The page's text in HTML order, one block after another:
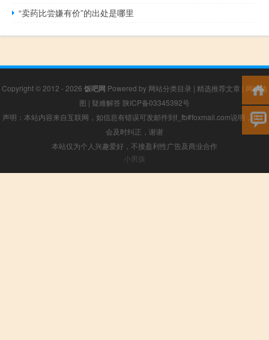
“卖药比尝嫌有价”的出处是哪里
Copyright © 2012 - 2026 饭吧网 Powered by 网站分类目录 | 精选推荐文章 | 网站地
图 | 疑难解答 陕ICP备03345392号
声明：本站内容来自互联网，如信息有错误可发邮件到f_fb#foxmail.com说明，我们
会及时纠正，谢谢
本站仅为个人兴趣爱好，不接盈利性广告及商业合作
小男孩